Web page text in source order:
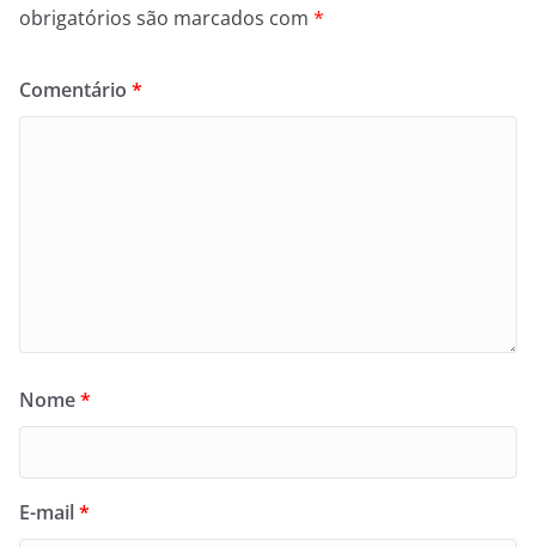
obrigatórios são marcados com *
Comentário *
Nome*
E-mail*